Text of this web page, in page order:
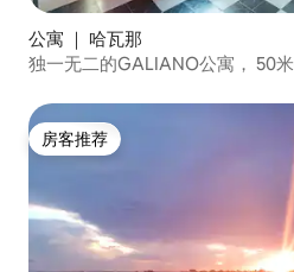
公寓 ｜ 哈瓦那
独一无二的GALIANO公寓， 50
房客推荐
房客推荐